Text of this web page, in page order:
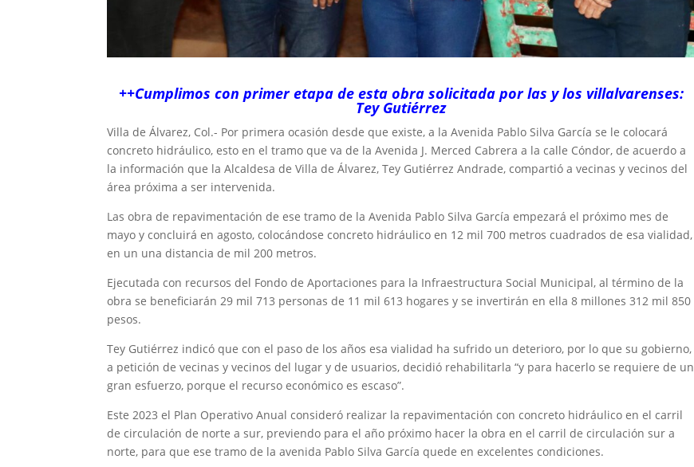
++Cumplimos con primer etapa de esta obra solicitada por las y los villalvarenses:
Tey Gutiérrez
Villa de Álvarez, Col.- Por primera ocasión desde que existe, a la Avenida Pablo Silva García se le colocará
concreto hidráulico, esto en el tramo que va de la Avenida J. Merced Cabrera a la calle Cóndor, de acuerdo a
la información que la Alcaldesa de Villa de Álvarez, Tey Gutiérrez Andrade, compartió a vecinas y vecinos del
área próxima a ser intervenida.
Las obra de repavimentación de ese tramo de la Avenida Pablo Silva García empezará el próximo mes de
mayo y concluirá en agosto, colocándose concreto hidráulico en 12 mil 700 metros cuadrados de esa vialidad,
en un una distancia de mil 200 metros.
Ejecutada con recursos del Fondo de Aportaciones para la Infraestructura Social Municipal, al término de la
obra se beneficiarán 29 mil 713 personas de 11 mil 613 hogares y se invertirán en ella 8 millones 312 mil 850
pesos.
Tey Gutiérrez indicó que con el paso de los años esa vialidad ha sufrido un deterioro, por lo que su gobierno,
a petición de vecinas y vecinos del lugar y de usuarios, decidió rehabilitarla “y para hacerlo se requiere de un
gran esfuerzo, porque el recurso económico es escaso”.
Este 2023 el Plan Operativo Anual consideró realizar la repavimentación con concreto hidráulico en el carril
de circulación de norte a sur, previendo para el año próximo hacer la obra en el carril de circulación sur a
norte, para que ese tramo de la avenida Pablo Silva García quede en excelentes condiciones.